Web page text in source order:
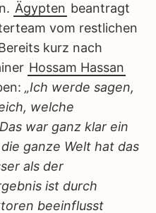
Ägypten beantragt
vom restlichen
kurz nach
Hossam Hassan
„Ich werde sagen,
welche
war ganz klar ein
ganze Welt hat das
als der
ist durch
beeinflusst